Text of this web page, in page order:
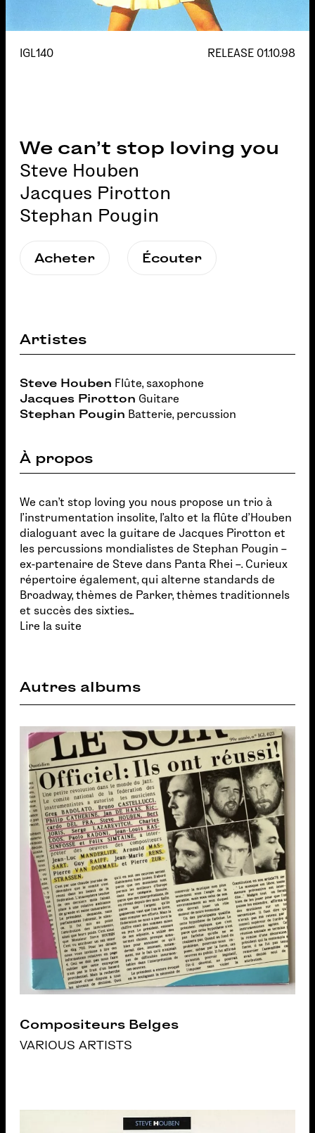
IGL140 RELEASE 01.10.98
We can’t stop loving you
Steve Houben
Jacques Pirotton
Stephan Pougin
Acheter Écouter
Artistes
Steve Houben Flûte, saxophone
Jacques Pirotton Guitare
Stephan Pougin Batterie, percussion
À propos
We can't stop loving you nous propose un trio à
l'instrumentation insolite, l'alto et la flûte d'Houben
dialoguant avec la guitare de Jacques Pirotton et
les percussions mondialistes de Stephan Pougin –
ex-partenaire de Steve dans Panta Rhei –. Curieux
répertoire également, qui alterne standards de
Broadway, thèmes de Parker, thèmes traditionnels
et succès des sixties...
Lire la suite
Autres albums
Compositeurs Belges
VARIOUS ARTISTS